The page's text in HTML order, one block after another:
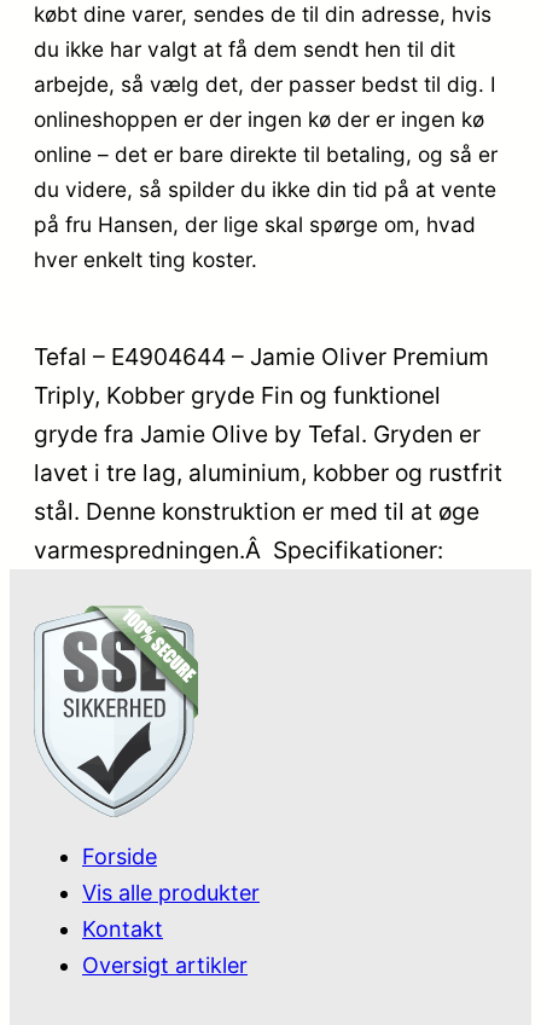
købt dine varer, sendes de til din adresse, hvis
du ikke har valgt at få dem sendt hen til dit
arbejde, så vælg det, der passer bedst til dig. I
onlineshoppen er der ingen kø der er ingen kø
online – det er bare direkte til betaling, og så er
du videre, så spilder du ikke din tid på at vente
på fru Hansen, der lige skal spørge om, hvad
hver enkelt ting koster.
Tefal – E4904644 – Jamie Oliver Premium
Triply, Kobber gryde Fin og funktionel
gryde fra Jamie Olive by Tefal. Gryden er
lavet i tre lag, aluminium, kobber og rustfrit
stål. Denne konstruktion er med til at øge
varmespredningen.Â Specifikationer:
Forside
Vis alle produkter
Kontakt
Oversigt artikler